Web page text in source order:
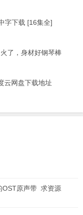
字下载 [16集全]
了，身材好钢琴棒
云网盘下载地址
OST原声带 求资源